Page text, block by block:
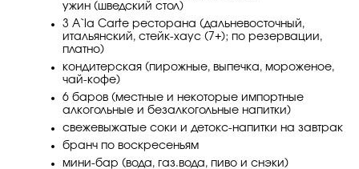
ужин (шведский стол)
3 A`la Carte ресторана (дальневосточный,
итальянский, стейк-хаус (7+); по резервации,
платно)
кондитерская (пирожные, выпечка, мороженое,
чай-кофе)
6 баров (местные и некоторые импортные
алкогольные и безалкогольные напитки)
свежевыжатые соки и детокс-напитки на завтрак
бранч по воскресеньям
мини-бар (вода, газ.вода, пиво и снэки)